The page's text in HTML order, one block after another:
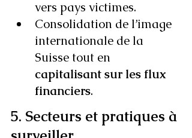
vers pays victimes.
Consolidation de l’image
internationale de la
Suisse tout en
capitalisant sur les flux
financiers.
5. Secteurs et pratiques à